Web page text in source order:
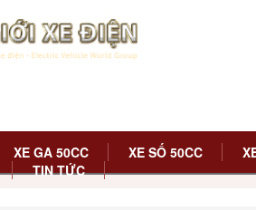
XE GA 50CC XE SỐ 50CC
TIN TỨC